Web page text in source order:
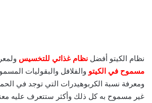
نظام الكيتو أفضل نظام غذائي للتخسيس
مسموح في الكيتو والفلافل والبقوليات
ومعرفة نسبة الكربوهيدرات التي توجد في
غير مسموح به كل ذلك وأكثر ستتعرف عليه